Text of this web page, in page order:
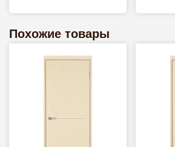
Похожие товары